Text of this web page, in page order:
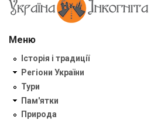
Меню
Історія і традиції
Регіони України
Тури
Пам'ятки
Природа